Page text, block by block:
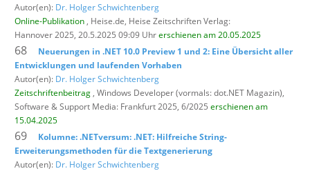
Autor(en): Dr. Holger Schwichtenberg
Online-Publikation , Heise.de, Heise Zeitschriften Verlag:
Hannover 2025, 20.5.2025 09:09 Uhrerschienen am 20.05.2025
68
Neuerungen in .NET 10.0 Preview 1 und 2: Eine Übersicht aller
Entwicklungen und laufenden Vorhaben
Autor(en): Dr. Holger Schwichtenberg
Zeitschriftenbeitrag , Windows Developer (vormals: dot.NET Magazin),
Software & Support Media: Frankfurt 2025, 6/2025 erschienen am
15.04.2025
69
Kolumne: .NETversum: .NET: Hilfreiche String-
Erweiterungsmethoden für die Textgenerierung
Autor(en): Dr. Holger Schwichtenberg